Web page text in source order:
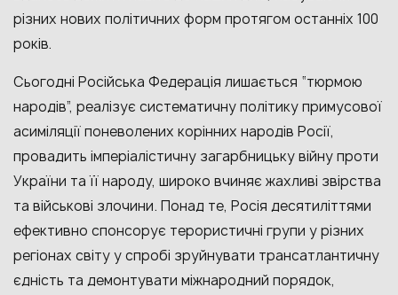
різних нових політичних форм протягом останніх 100
років.
Сьогодні Російська Федерація лишається “тюрмою
народів”, реалізує систематичну політику примусової
асиміляції поневолених корінних народів Росії,
провадить імперіалістичну загарбницьку війну проти
України та її народу, широко вчиняє жахливі звірства
та військові злочини. Понад те, Росія десятиліттями
ефективно спонсорує терористичні групи у різних
регіонах світу у спробі зруйнувати трансатлантичну
єдність та демонтувати міжнародний порядок,